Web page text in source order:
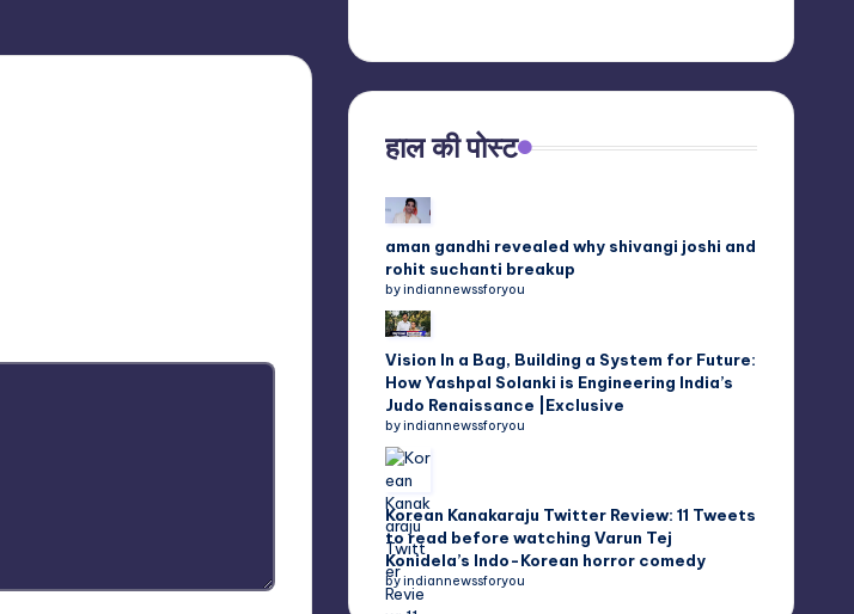
हाल की पोस्ट
aman gandhi revealed why shivangi joshi and
rohit suchanti breakup
by indiannewssforyou
Vision In a Bag, Building a System for Future:
How Yashpal Solanki is Engineering India’s
Judo Renaissance |Exclusive
by indiannewssforyou
Korean Kanakaraju Twitter Review: 11 Tweets
to read before watching Varun Tej
Konidela’s Indo-Korean horror comedy
by indiannewssforyou